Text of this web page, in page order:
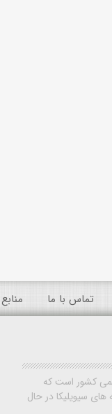
تماس با ما منابع
کشور است که
های سیویلیکا در حال